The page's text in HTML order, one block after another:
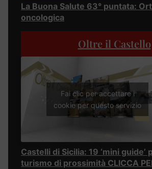
La Buona Salute 63° puntata:
oncologica
Oltre il Castello
Fai clic per accettare i
cookie per questo servizio
Castelli di Sicilia: 19 ‘mini guide’
turismo di prossimità CLICCA